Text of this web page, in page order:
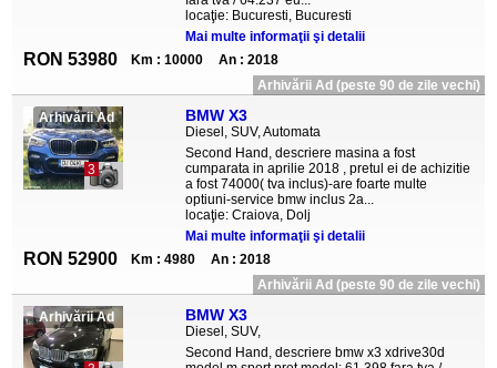
locaţie: Bucuresti, Bucuresti
Mai multe informaţii şi detalii
RON 53980 Km : 10000
An : 2018
Arhivării Ad (peste 90 de zile vechi)
Arhivării Ad
3
BMW X3
Diesel, SUV, Automata
Second Hand, descriere masina a fost
cumparata in aprilie 2018 , pretul ei de achizitie
a fost 74000( tva inclus)-are foarte multe
optiuni-service bmw inclus 2a...
locaţie: Craiova, Dolj
Mai multe informaţii şi detalii
RON 52900 Km : 4980
An : 2018
Arhivării Ad (peste 90 de zile vechi)
Arhivării Ad BMW X3
Diesel, SUV,
Second Hand, descriere bmw x3 xdrive30d